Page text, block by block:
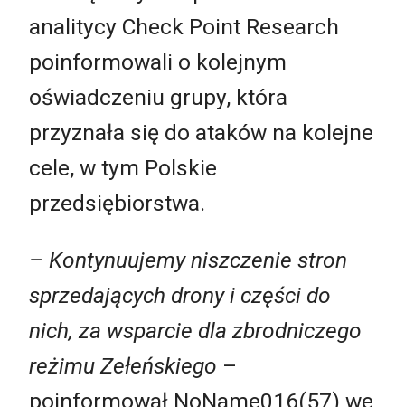
analitycy Check Point Research
poinformowali o kolejnym
oświadczeniu grupy, która
przyznała się do ataków na kolejne
cele, w tym Polskie
przedsiębiorstwa.
– Kontynuujemy niszczenie stron
sprzedających drony i części do
nich, za wsparcie dla zbrodniczego
reżimu Zełeńskiego –
poinformował NoName016(57) we